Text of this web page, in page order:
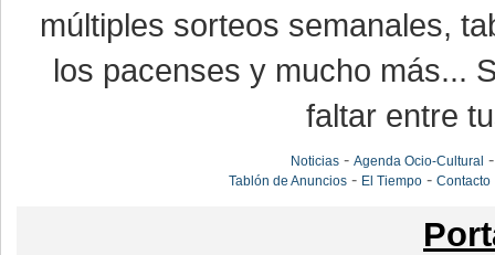
múltiples sorteos semanales,
los pacenses y mucho más...
faltar entre
Noticias -Agenda Ocio-Cultural
Tablón de Anuncios - El Tiempo -Contacto